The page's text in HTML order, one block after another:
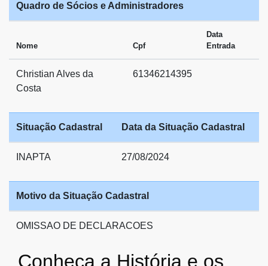
Quadro de Sócios e Administradores
Nome Cpf
Data
Entrada
Christian Alves da
Costa
61346214395
Situação Cadastral Data da Situação Cadastral
INAPTA 27/08/2024
Motivo da Situação Cadastral
OMISSAO DE DECLARACOES
Conheça a História e os